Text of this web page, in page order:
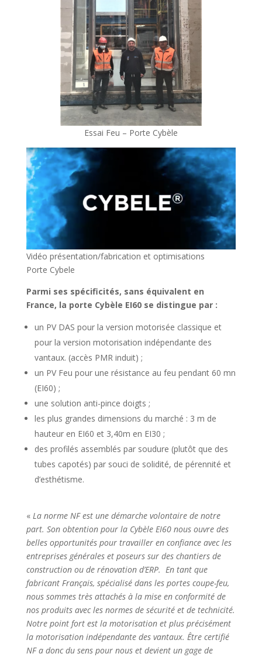
Essai Feu – Porte Cybèle
Vidéo présentation/fabrication et optimisations
Porte Cybele
Parmi ses spécificités, sans équivalent en
France, la porte Cybèle EI60 se distingue par :
un PV DAS pour la version motorisée classique et
pour la version motorisation indépendante des
vantaux. (accès PMR induit) ;
un PV Feu pour une résistance au feu pendant 60 mn
(EI60) ;
une solution anti-pince doigts ;
les plus grandes dimensions du marché : 3 m de
hauteur en EI60 et 3,40m en EI30 ;
des profilés assemblés par soudure (plutôt que des
tubes capotés) par souci de solidité, de pérennité et
d’esthétisme.
« La norme NF est une démarche volontaire de notre
part. Son obtention pour la Cybèle EI60 nous ouvre des
belles opportunités pour travailler en confiance avec les
entreprises générales et poseurs sur des chantiers de
construction ou de rénovation d’ERP. En tant que
fabricant Français, spécialisé dans les portes coupe-feu,
nous sommes très attachés à la mise en conformité de
nos produits avec les normes de sécurité et de technicité.
Notre point fort est la motorisation et plus précisément
la motorisation indépendante des vantaux. Être certifié
NF a donc du sens pour nous et devient un gage de